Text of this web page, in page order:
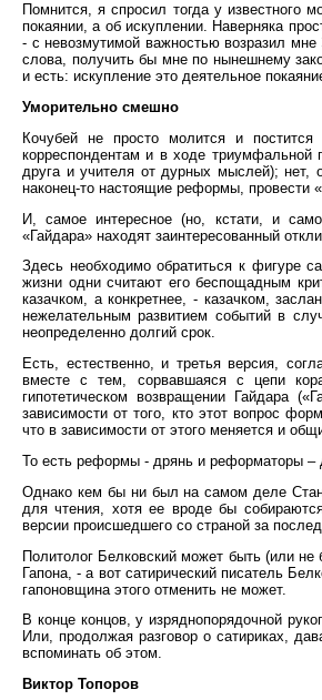
Помнится, я спросил тогда у известного
покаянии, а об искуплении. Наверняка
- с невозмутимой важностью возразил
слова, получить бы мне по нынешнему
и есть: искупление это деятельное
Уморительно смешно
Кочубей не просто молится и
корреспондентам и в ходе триумфальной
друга и учителя от дурных мыслей); нет,
наконец-то настоящие реформы, провести
И, самое интересное (но, кстати, и
«Гайдара» находят заинтересованный
Здесь необходимо обратиться к фигуре
жизни одни считают его беспощадным
казачком, а конкретнее, - казачком,
нежелательным развитием событий в
неопределенно долгий срок.
Есть, естественно, и третья версия,
вместе с тем, сорвавшаяся с цепи
гипотетическом возвращении Гайдара
зависимости от того, кто этот вопрос
что в зависимости от этого меняется и
То есть реформы - дрянь и реформаторы
Однако кем бы ни был на самом деле
для чтения, хотя ее вроде бы
версии происшедшего со страной за
Политолог Белковский может быть (или
Гапона, - а вот сатирический писатель
гапоновщина этого отменить не может.
В конце концов, у изряднопорядочной
Или, продолжая разговор о сатириках,
вспоминать об этом.
Виктор Топоров